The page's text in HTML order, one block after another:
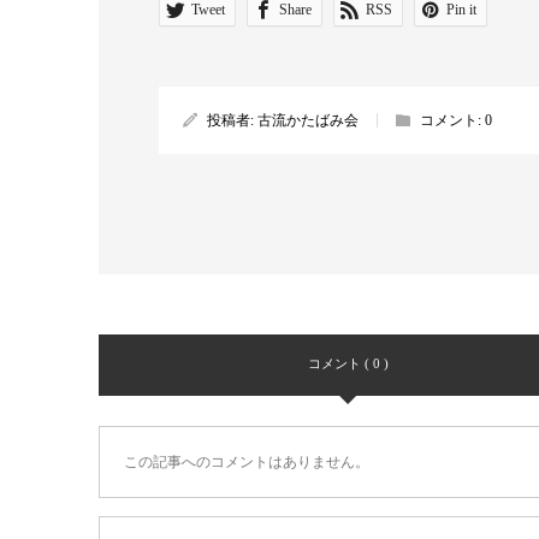
Tweet Share RSS Pin it
投稿者: 古流かたばみ会 コメント: 0
コメント ( 0 )
この記事へのコメントはありません。